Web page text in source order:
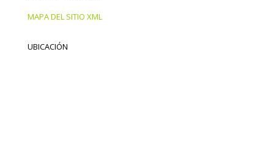
MAPA DEL SITIO XML
UBICACIÓN